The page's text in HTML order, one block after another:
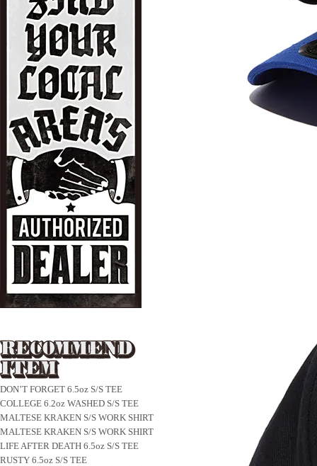
DON’T FORGET 6.5oz S/S TEE
COLLEGE 6.2oz WASHED S/S TEE
MALTESE KRAKEN S/S WORK SHIRT
MALTESE KRAKEN S/S WORK SHIRT
LIFE AFTER DEATH 6.5oz S/S TEE
RUSTY 6.5oz S/S TEE